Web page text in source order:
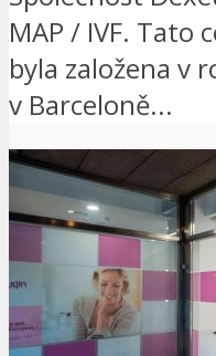
MAP / IVF. Tato
byla založena v
v Barceloně...